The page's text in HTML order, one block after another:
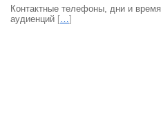
Контактные телефоны, дни и время
аудиенций […]